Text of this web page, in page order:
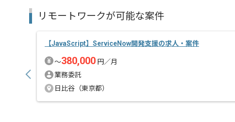
リモートワークが可能な案件
【JavaScript】ServiceNow開発支援の求人・案件
〜380,000 円／月
業務委託
日比谷（東京都）